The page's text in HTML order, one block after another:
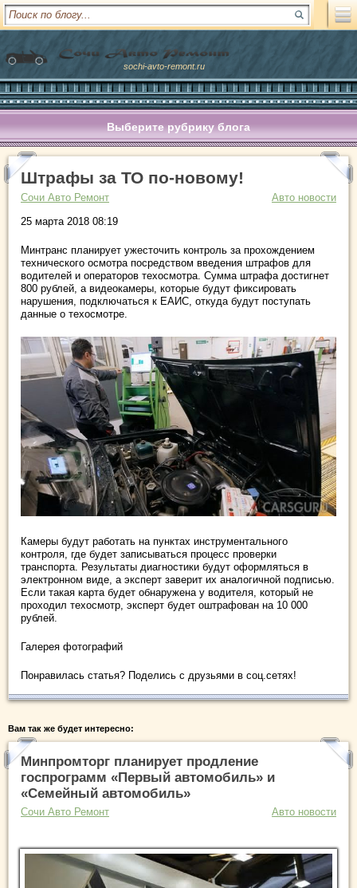
sochi-avto-remont.ru
Выберите рубрику блога
Штрафы за ТО по-новому!
Сочи Авто Ремонт
Авто новости
25 марта 2018 08:19
Минтранс планирует ужесточить контроль за прохождением
технического осмотра посредством введения штрафов для
водителей и операторов техосмотра. Сумма штрафа достигнет
800 рублей, а видеокамеры, которые будут фиксировать
нарушения, подключаться к ЕАИС, откуда будут поступать
данные о техосмотре.
Камеры будут работать на пунктах инструментального
контроля, где будет записываться процесс проверки
транспорта. Результаты диагностики будут оформляться в
электронном виде, а эксперт заверит их аналогичной подписью.
Если такая карта будет обнаружена у водителя, который не
проходил техосмотр, эксперт будет оштрафован на 10 000
рублей.
Галерея фотографий
Понравилась статья? Поделись с друзьями в соц.сетях!
Вам так же будет интересно:
Минпромторг планирует продление
госпрограмм «Первый автомобиль» и
«Семейный автомобиль»
Сочи Авто Ремонт Авто новости